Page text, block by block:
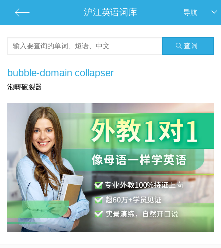
沪江英语词库 导航
查词
bubble-domain collapser
泡畴破裂器